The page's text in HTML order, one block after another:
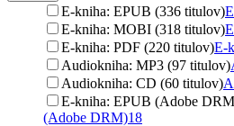
E-kniha: EPUB (336 titulov)
E-kniha: MOBI (318 titulov)
E-kniha: PDF (220 titulov)E-
Audiokniha: MP3 (97 titulov)
Audiokniha: CD (60 titulov)
E-kniha: EPUB (Adobe
(Adobe DRM)18